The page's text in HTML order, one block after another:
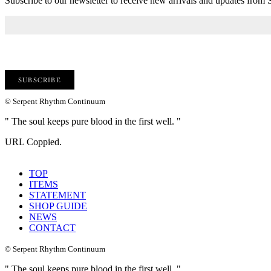
© Serpent Rhythm Continuum
" The soul keeps pure blood in the first well. "
URL Coppied.
TOP
ITEMS
STATEMENT
SHOP GUIDE
NEWS
CONTACT
© Serpent Rhythm Continuum
" The soul keeps pure blood in the first well. "